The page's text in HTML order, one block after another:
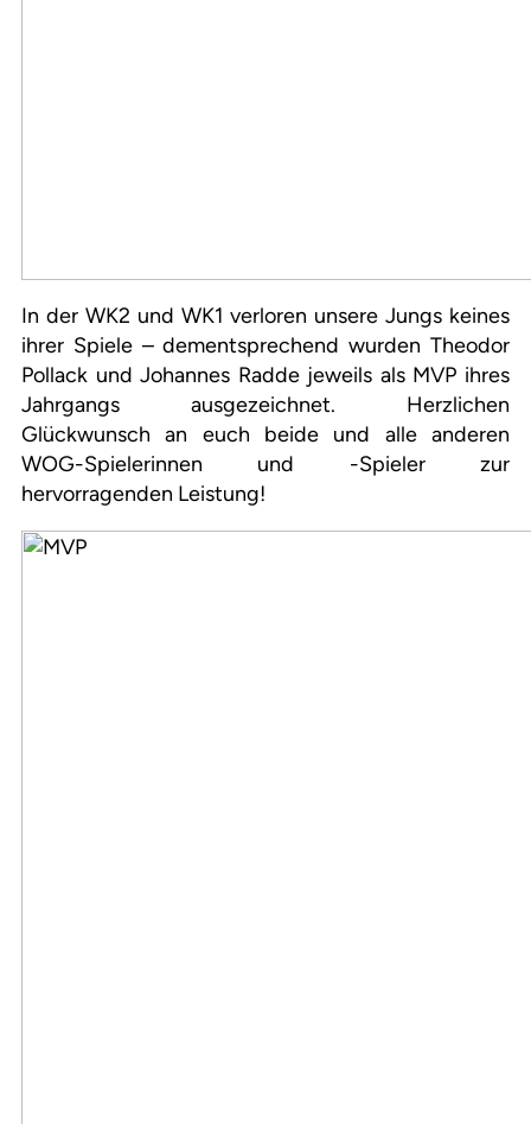
In der WK2 und WK1 verloren unsere Jungs keines
ihrer Spiele – dementsprechend wurden Theodor
Pollack und Johannes Radde jeweils als MVP ihres
Jahrgangs ausgezeichnet. Herzlichen
Glückwunsch an euch beide und alle anderen
WOG-Spielerinnen und -Spieler zur
hervorragenden Leistung!